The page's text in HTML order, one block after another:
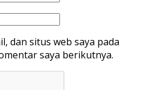
dan situs web saya pada
saya berikutnya.